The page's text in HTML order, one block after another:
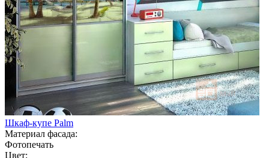
Шкаф-купе Palm
Материал фасада:
Фотопечать
Цвет: